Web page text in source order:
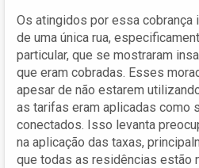
Os atingidos por essa cobrança
de uma única rua,
particular, que se mostraram
que eram cobradas. Esses
apesar de não estarem
as tarifas eram aplicadas como
conectados. Isso levanta
na aplicação das taxas,
que todas as residências estão